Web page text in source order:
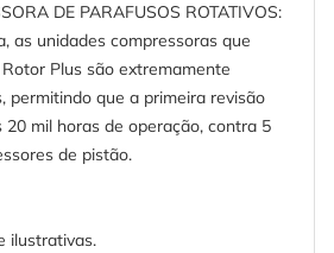
DE PARAFUSOS ROTATIVOS:
as unidades compressoras que
Plus são extremamente
permitindo que a primeira revisão
mil horas de operação, contra 5
de pistão.
ilustrativas.